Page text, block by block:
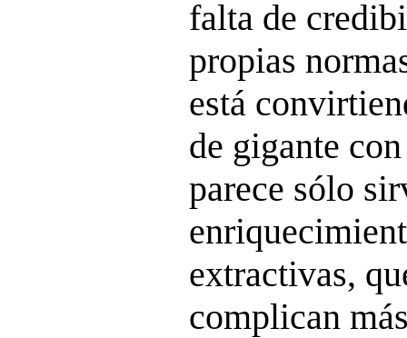
falta de
propias
está
de gigante
parece sólo
extractivas,
complican